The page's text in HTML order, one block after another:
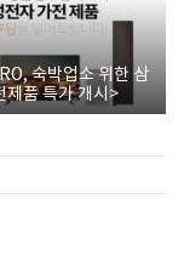
숙박업소 위한 삼
제품 특가 개시>